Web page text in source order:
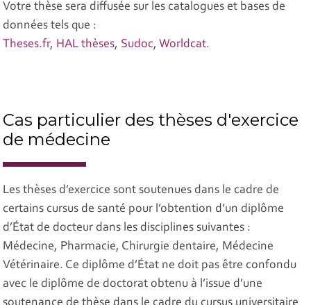
Votre thèse sera diffusée sur les catalogues et bases de
données tels que :
Theses.fr, HAL thèses, Sudoc,Worldcat.
Cas particulier des thèses d'exercice
de médecine
Les thèses d’exercice sont soutenues dans le cadre de
certains cursus de santé pour l’obtention d’un diplôme
d’État de docteur dans les disciplines suivantes :
Médecine, Pharmacie, Chirurgie dentaire, Médecine
Vétérinaire. Ce diplôme d’État ne doit pas être confondu
avec le diplôme de doctorat obtenu à l’issue d’une